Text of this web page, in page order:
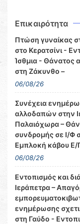
Επικαιρότητα
Πτώση γυναίκας
στο Κερατσίνι -
Ίσθμια - Θάνατος
στη Ζάκυνθο –
06/08/26
Συνέχεια
αλλοδαπών στην
Παλαιόχωρα –
συνδρομής σε Ι/Φ
Εμπλοκή κάβου Ε/
06/08/26
Εντοπισμός και
Ιεράπετρα –
ενημέρωσης
στη Γαύδο -